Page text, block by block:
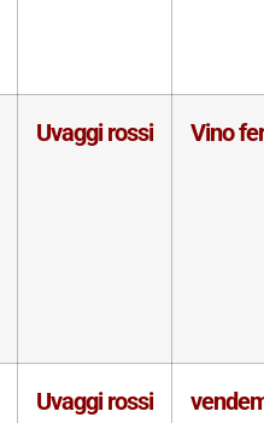
Uvaggi rossi Vino
Uvaggi rossi